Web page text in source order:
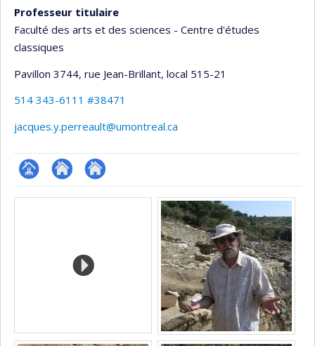
Professeur titulaire
Faculté des arts et des sciences - Centre d'études
classiques
Pavillon 3744, rue Jean-Brillant, local 515-21
514 343-6111 #38471
jacques.y.perreault@umontreal.ca
Page Site
recherche
Autre
Médias